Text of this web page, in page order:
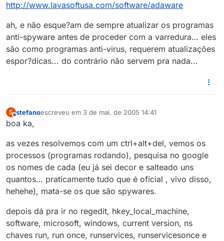
http://www.lavasoftusa.com/software/adaware
ah, e não esque?am de sempre atualizar os programas
anti-spyware antes de proceder com a varredura… eles
são como programas anti-virus, requerem atualizações
espor?dicas... do contrário não servem pra nada...
S
Offline
stefanoescreveu em 3 de mai. de 2005 14:41
última edição por
boa ka,
as vezes resolvemos com um ctrl+alt+del, vemos os
processos (programas rodando), pesquisa no google
os nomes de cada (eu já sei decor e salteado uns
quantos… praticamente tudo que é oficial , vivo disso,
hehehe), mata-se os que são spywares.
depois dá pra ir no regedit, hkey_local_machine,
software, microsoft, windows, current version, ns
chaves run, run once, runservices, runservicesonce e